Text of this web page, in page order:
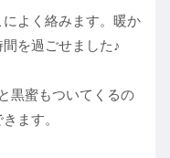
よく絡みます。暖か
を過ごせました♪
黒蜜もついてくるの
ます。